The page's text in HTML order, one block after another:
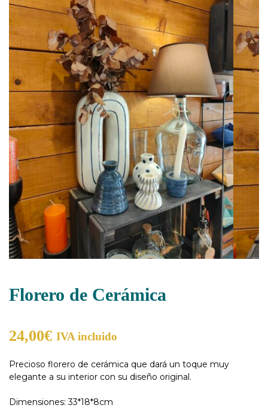
Florero de Cerámica
24,00€ IVA incluido
Precioso florero de cerámica que dará un toque muy
elegante a su interior con su diseño original.
Dimensiones: 33*18*8cm